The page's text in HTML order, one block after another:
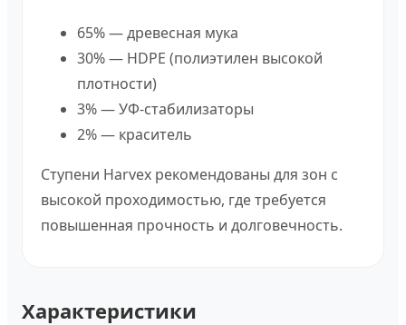
65% — древесная мука
30% — HDPE (полиэтилен высокой
плотности)
3% — УФ-стабилизаторы
2% — краситель
Ступени Harvex рекомендованы для зон с
высокой проходимостью, где требуется
повышенная прочность и долговечность.
Характеристики